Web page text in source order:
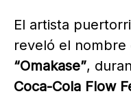
El artista
reveló el nombre
“Omakase”,
Coca-Cola Flow